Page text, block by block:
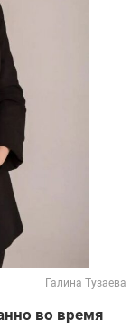
Галина Тузаева
во время